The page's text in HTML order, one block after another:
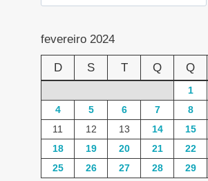
fevereiro 2024
D S T Q Q
1
4
5 6 7 8
11
12 13 14 15
18
19 20 21 22
25
26 27 28 29